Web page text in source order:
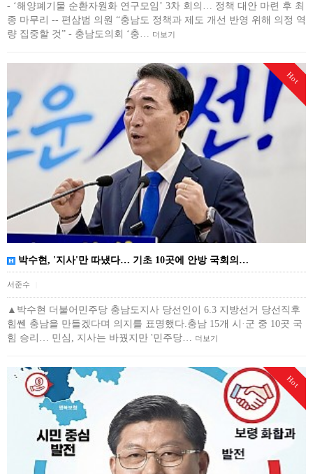
- ‘해양폐기물 순환자원화 연구모임’ 3차 회의… 정책 대안 마련 후 최
종 마무리 -- 편삼범 의원 “충남도 정책과 제도 개선 반영 위해 의정 역
량 집중할 것” - 충남도의회 ‘충… 더보기
Hot
박수현, '지사'만 따냈다… 기초 10곳에 안방 국회의…
서준수
▲박수현 더불어민주당 충남도지사 당선인이 6.3 지방선거 당선직후
힘쎈 충남을 만들겠다며 의지를 표명했다.충남 15개 시·군 중 10곳 국
힘 승리… 민심, 지사는 바꿨지만 '민주당…
더보기
Hot